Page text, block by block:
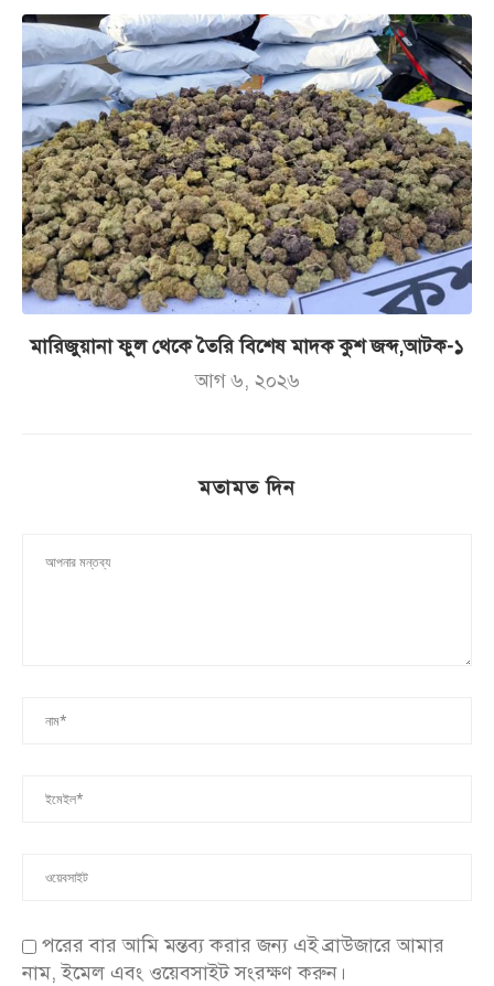
মারিজুয়ানা ফুল থেকে তৈরি বিশেষ মাদক কুশ জব্দ,আটক-১
আগ ৬, ২০২৬
মতামত দিন
পরের বার আমি মন্তব্য করার জন্য এই ব্রাউজারে আমার
নাম, ইমেল এবং ওয়েবসাইট সংরক্ষণ করুন।